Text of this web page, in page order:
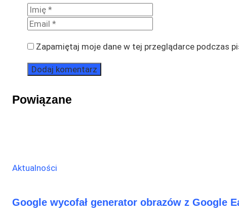
Zapamiętaj moje dane w tej przeglądarce podczas
Powiązane
Aktualności
Google wycofał generator obrazów z Google